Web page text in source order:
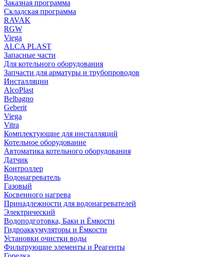
Заказная программа
Складская программа
RAVAK
RGW
Viega
АLCA PLAST
Запасные части
Для котельного оборудования
Запчасти для арматуры и трубопроводов
Инсталляции
AlcoPlast
Belbagno
Geberit
Viega
Vitra
Комплектующие для инсталляций
Котельное оборудование
Автоматика котельного оборудования
Датчик
Контроллер
Водонагреватель
Газовый
Косвенного нагрева
Принадлежности для водонагревателей
Электрический
Водоподготовка, Баки и Ёмкости
Гидроаккумуляторы и Ёмкости
Установки очистки воды
Фильтрующие элементы и Реагенты